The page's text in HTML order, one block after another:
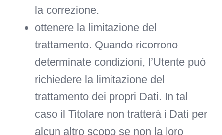
la correzione.
ottenere la limitazione del
trattamento. Quando ricorrono
determinate condizioni, l’Utente può
richiedere la limitazione del
trattamento dei propri Dati. In tal
caso il Titolare non tratterà i Dati per
alcun altro scopo se non la loro